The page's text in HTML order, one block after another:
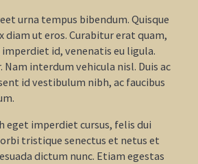
urna tempus bibendum. Quisque
ut eros. Curabitur erat quam,
id, venenatis eu ligula.
interdum vehicula nisl. Duis ac
id vestibulum nibh, ac faucibus
eget imperdiet cursus, felis dui
tristique senectus et netus et
dictum nunc. Etiam egestas